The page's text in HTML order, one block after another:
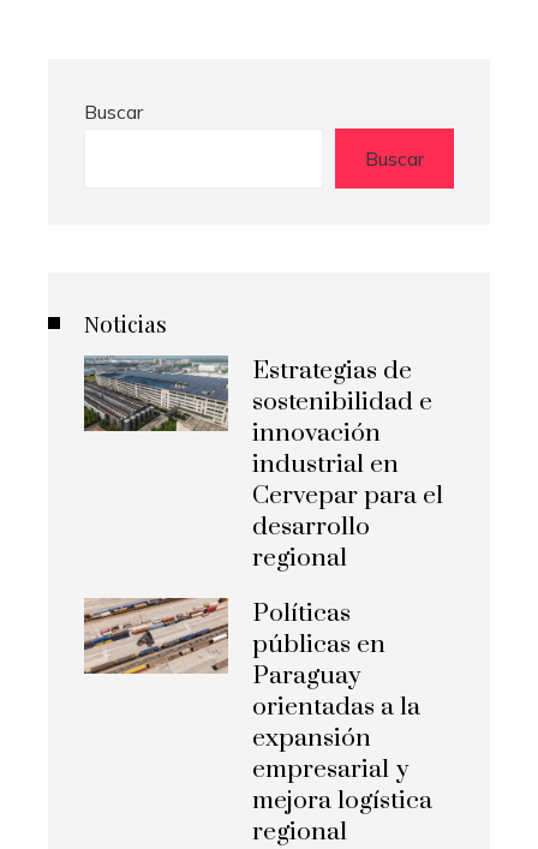
Buscar
Buscar
Noticias
Estrategias de
sostenibilidad e
innovación
industrial en
Cervepar para el
desarrollo
regional
Políticas
públicas en
Paraguay
orientadas a la
expansión
empresarial y
mejora logística
regional